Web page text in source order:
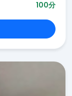
100分